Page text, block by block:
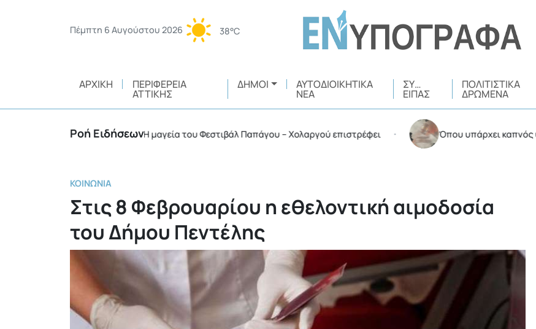
Πέμπτη 6 Αυγούστου 2026 38°C
ΑΡΧΙΚΉ ΠΕΡΙΦΈΡΕΙΑ
ΑΤΤΙΚΉΣ
ΔΉΜΟΙ ΑΥΤΟΔΙΟΙΚΗΤΙΚΆ
ΝΈΑ
ΣΥ…
ΕΊΠΑΣ
ΠΟΛΙΤΙΣΤΙΚΆ
ΔΡΏΜΕΝΑ
Ροή ΕιδήσεωνΗ μαγεία του Φεστιβάλ Παπάγου – Χολαργού επιστρέφει • Όπου υπάρχει καπνός
ΚΟΙΝΩΝΊΑ
Στις 8 Φεβρουαρίου η εθελοντική αιμοδοσία
του Δήμου Πεντέλης